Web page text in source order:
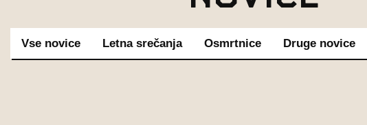
Vse novice Letna srečanja Osmrtnice Druge novice